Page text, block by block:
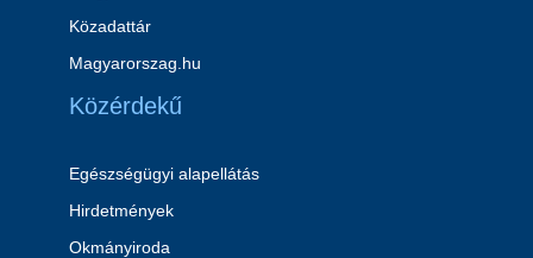
Közadattár
Magyarorszag.hu
Közérdekű
Egészségügyi alapellátás
Hirdetmények
Okmányiroda